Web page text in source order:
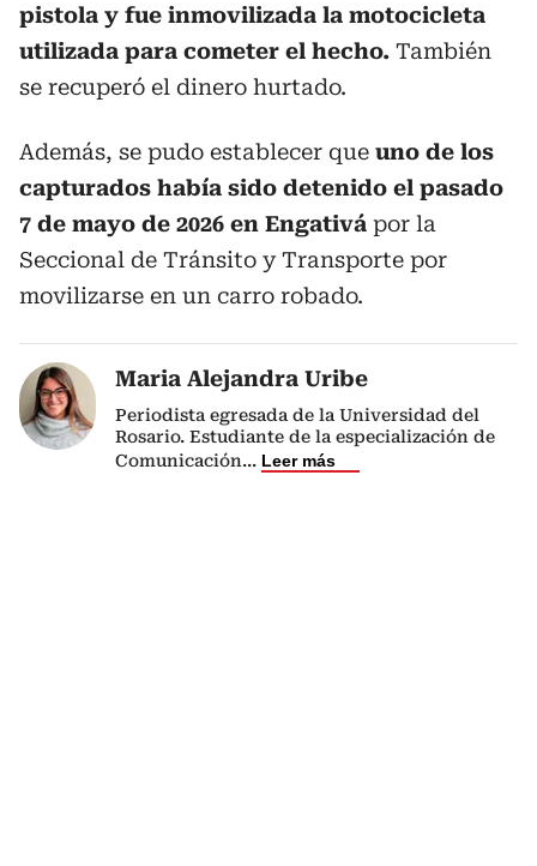
pistola y fue inmovilizada la motocicleta
utilizada para cometer el hecho. También
se recuperó el dinero hurtado.
Además, se pudo establecer que uno de los
capturados había sido detenido el pasado
7 de mayo de 2026 en Engativá por la
Seccional de Tránsito y Transporte por
movilizarse en un carro robado.
Maria Alejandra Uribe
Periodista egresada de la Universidad del
Rosario. Estudiante de la especialización de
Comunicación... Leer más